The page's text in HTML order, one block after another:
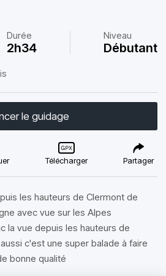
Durée
2h34
Niveau
Débutant
le guidage
Télécharger Partager
les hauteurs de Clermont de
avec vue sur les Alpes
la vue depuis les hauteurs de
c'est une super balade à faire
bonne qualité